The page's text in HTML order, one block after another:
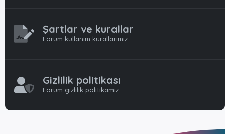
Şartlar ve kurallar
Forum kullanım kurallarımız
Gizlilik politikası
Forum gizlilik politikamız